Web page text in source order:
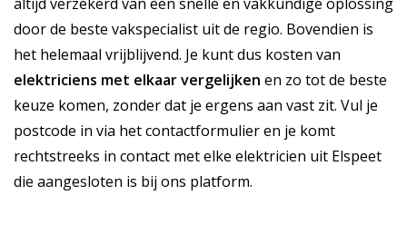
door de beste vakspecialist uit de regio. Bovendien is
het helemaal vrijblijvend. Je kunt dus kosten van
elektriciens met elkaar vergelijken en zo tot de beste
keuze komen, zonder dat je ergens aan vast zit. Vul je
postcode in via het contactformulier en je komt
rechtstreeks in contact met elke elektricien uit Elspeet
die aangesloten is bij ons platform.